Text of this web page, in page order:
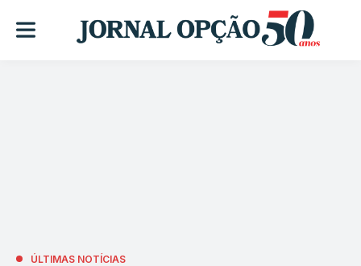
ÚLTIMAS NOTÍCIAS